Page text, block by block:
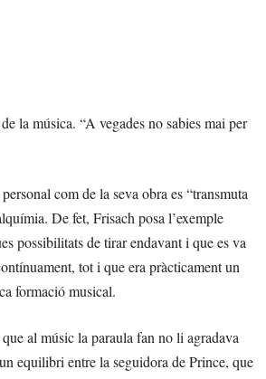
la música. “A vegades no sabies mai per
com de la seva obra es “transmuta
De fet, Frisach posa l’exemple
possibilitats de tirar endavant i que es va
tot i que era pràcticament un
formació musical.
al músic la paraula fan no li agradava
equilibri entre la seguidora de Prince, que